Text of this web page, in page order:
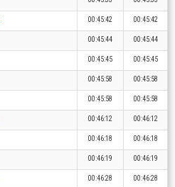
00:45:42 00:45:42
00:45:44 00:45:44
00:45:45 00:45:45
00:45:58 00:45:58
00:45:58 00:45:58
00:46:12 00:46:12
00:46:18 00:46:18
00:46:19 00:46:19
00:46:28 00:46:28